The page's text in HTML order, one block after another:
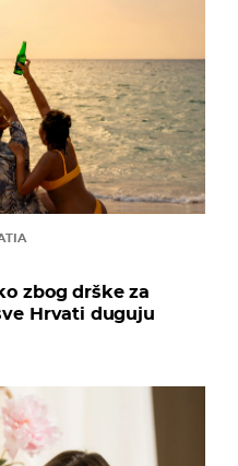
zbog drške za
Hrvati duguju